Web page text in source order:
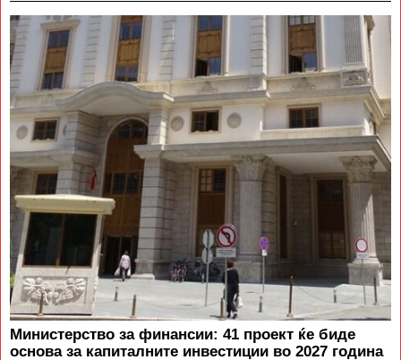
Министерство за финансии: 41 проект ќе биде
основа за капиталните инвестиции во 2027 година